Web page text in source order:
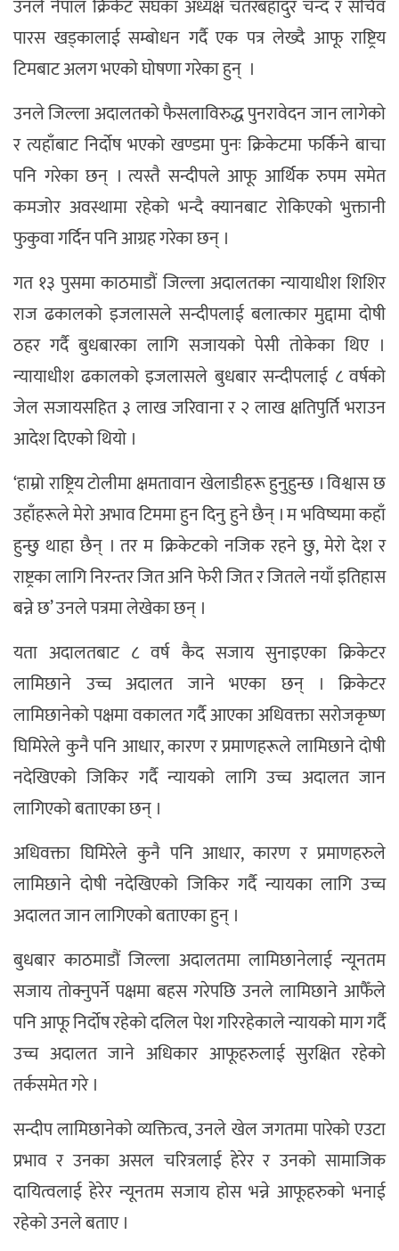
उनले नेपाल क्रिकेट संघका अध्यक्ष चतरबहादुर चन्द र सचिव
पारस खड्कालाई सम्बोधन गर्दै एक पत्र लेख्दै आफू राष्ट्रिय
टिमबाट अलग भएको घोषणा गरेका हुन् ।
उनले जिल्ला अदालतको फैसलाविरुद्ध पुनरावेदन जान लागेको
र त्यहाँबाट निर्दोष भएको खण्डमा पुनः क्रिकेटमा फर्किने बाचा
पनि गरेका छन् । त्यस्तै सन्दीपले आफू आर्थिक रुपम समेत
कमजोर अवस्थामा रहेको भन्दै क्यानबाट रोकिएको भुक्तानी
फुकुवा गर्दिन पनि आग्रह गरेका छन् ।
गत १३ पुसमा काठमाडौं जिल्ला अदालतका न्यायाधीश शिशिर
राज ढकालको इजलासले सन्दीपलाई बलात्कार मुद्दामा दोषी
ठहर गर्दै बुधबारका लागि सजायको पेसी तोकेका थिए ।
न्यायाधीश ढकालको इजलासले बुधबार सन्दीपलाई ८ वर्षको
जेल सजायसहित ३ लाख जरिवाना र २ लाख क्षतिपुर्ति भराउन
आदेश दिएको थियो ।
‘हाम्रो राष्ट्रिय टोलीमा क्षमतावान खेलाडीहरू हुनुहुन्छ । विश्वास छ
उहाँहरूले मेरो अभाव टिममा हुन दिनु हुने छैन् । म भविष्यमा कहाँ
हुन्छु थाहा छैन् । तर म क्रिकेटको नजिक रहने छु, मेरो देश र
राष्ट्रका लागि निरन्तर जित अनि फेरी जित र जितले नयाँ इतिहास
बन्ने छ’ उनले पत्रमा लेखेका छन् ।
यता अदालतबाट ८ वर्ष कैद सजाय सुनाइएका क्रिकेटर
लामिछाने उच्च अदालत जाने भएका छन् । क्रिकेटर
लामिछानेको पक्षमा वकालत गर्दै आएका अधिवक्ता सरोजकृष्ण
घिमिरेले कुनै पनि आधार, कारण र प्रमाणहरूले लामिछाने दोषी
नदेखिएको जिकिर गर्दै न्यायको लागि उच्च अदालत जान
लागिएको बताएका छन् ।
अधिवक्ता घिमिरेले कुनै पनि आधार, कारण र प्रमाणहरुले
लामिछाने दोषी नदेखिएको जिकिर गर्दै न्यायका लागि उच्च
अदालत जान लागिएको बताएका हुन् ।
बुधबार काठमाडौं जिल्ला अदालतमा लामिछानेलाई न्यूनतम
सजाय तोक्नुपर्ने पक्षमा बहस गरेपछि उनले लामिछाने आफैँले
पनि आफू निर्दोष रहेको दलिल पेश गरिरहेकाले न्यायको माग गर्दै
उच्च अदालत जाने अधिकार आफूहरुलाई सुरक्षित रहेको
तर्कसमेत गरे ।
सन्दीप लामिछानेको व्यक्तित्व, उनले खेल जगतमा पारेको एउटा
प्रभाव र उनका असल चरित्रलाई हेरेर र उनको सामाजिक
दायित्वलाई हेरेर न्यूनतम सजाय होस भन्ने आफूहरुको भनाई
रहेको उनले बताए ।